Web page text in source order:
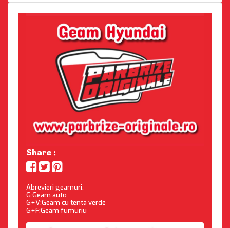
Share :
Abrevieri geamuri:
G:Geam auto
G+V:Geam cu tenta verde
G+F:Geam fumuriu